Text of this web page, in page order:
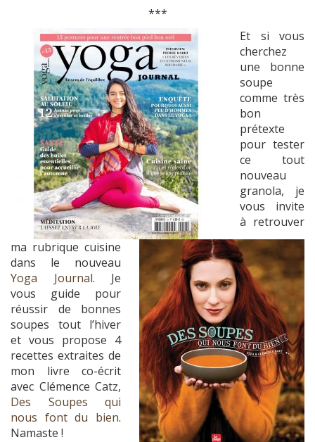
***
Et si vous
cherchez
une bonne
soupe
comme très
bon
prétexte
pour tester
ce tout
nouveau
granola, je
vous invite
à retrouver
ma rubrique cuisine
dans le nouveau
Yoga Journal. Je
vous guide pour
réussir de bonnes
soupes tout l’hiver
et vous propose 4
recettes extraites de
mon livre co-écrit
avec Clémence Catz,
Des Soupes qui
nous font du bien.
Namaste !